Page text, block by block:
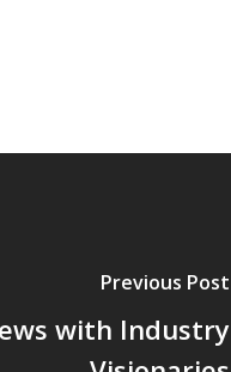
Previous Post
with Industry